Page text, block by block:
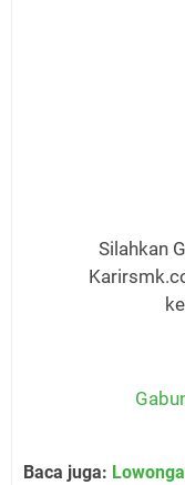
Silahkan
Baca juga: